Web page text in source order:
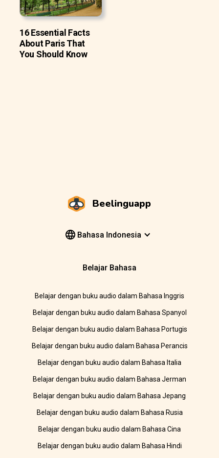
16 Essential Facts
About Paris That
You Should Know
Beelinguapp
Bahasa Indonesia
Belajar Bahasa
Belajar dengan buku audio dalam Bahasa Inggris
Belajar dengan buku audio dalam Bahasa Spanyol
Belajar dengan buku audio dalam Bahasa Portugis
Belajar dengan buku audio dalam Bahasa Perancis
Belajar dengan buku audio dalam Bahasa Italia
Belajar dengan buku audio dalam Bahasa Jerman
Belajar dengan buku audio dalam Bahasa Jepang
Belajar dengan buku audio dalam Bahasa Rusia
Belajar dengan buku audio dalam Bahasa Cina
Belajar dengan buku audio dalam Bahasa Hindi